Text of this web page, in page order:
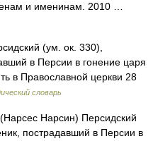
и именинам. 2010 …
(ум. ок. 330),
в Персии в гонение царя
в Православной церкви 28
словарь
Нарсин) Персидский
пострадавший в Персии в